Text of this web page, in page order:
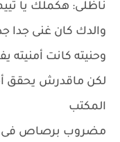
ناظلى: هكملك يا
والدك كان غنى
وحنيته كانت أمنيته
لكن ماقدرش يحقق
المكتب
مضروب برصاص فى